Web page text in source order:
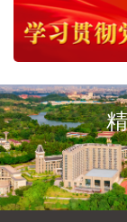
这家年GMV破